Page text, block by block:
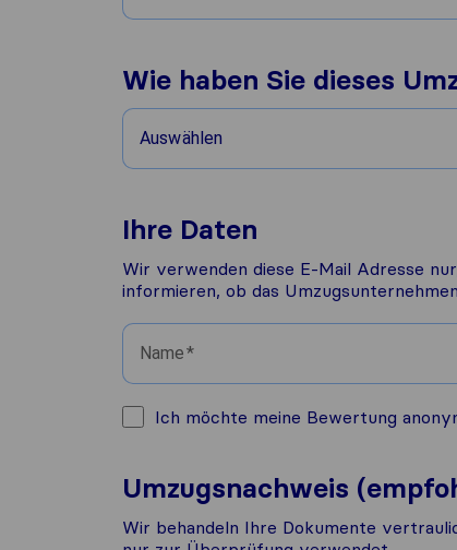
Wie haben Sie dieses
Auswählen
Ihre Daten
Wir verwenden diese E-Mail Adresse
informieren, ob das
Name
Ich möchte meine Bewertung
Umzugsnachweis
Wir behandeln Ihre Dokumente